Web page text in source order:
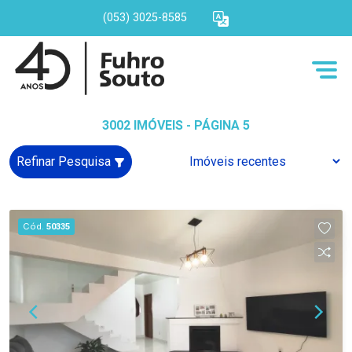
(053) 3025-8585
3002 IMÓVEIS - PÁGINA 5
Refinar Pesquisa
Cód. 50335